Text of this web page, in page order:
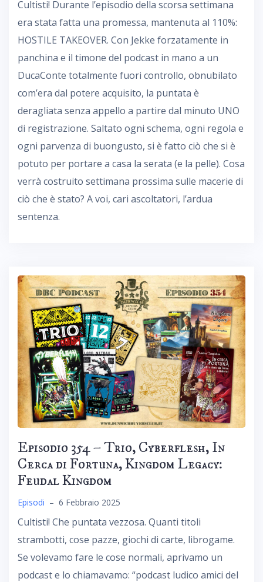
Cultisti! Durante l’episodio della scorsa settimana
era stata fatta una promessa, mantenuta al 110%:
HOSTILE TAKEOVER. Con Jekke forzatamente in
panchina e il timone del podcast in mano a un
DucaConte totalmente fuori controllo, obnubilato
com’era dal potere acquisito, la puntata è
deragliata senza appello a partire dal minuto UNO
di registrazione. Saltato ogni schema, ogni regola e
ogni parvenza di buongusto, si è fatto ciò che si è
potuto per portare a casa la serata (e la pelle). Cosa
verrà costruito settimana prossima sulle macerie di
ciò che è stato? A voi, cari ascoltatori, l’ardua
sentenza.
Episodio 354 – Trio, Cyberflesh, In
Cerca di Fortuna, Kingdom Legacy:
Feudal Kingdom
Episodi – 6 Febbraio 2025
Cultisti! Che puntata vezzosa. Quanti titoli
strambotti, cose pazze, giochi di carte, librogame.
Se volevamo fare le cose normali, aprivamo un
podcast e lo chiamavamo: “podcast ludico amici del